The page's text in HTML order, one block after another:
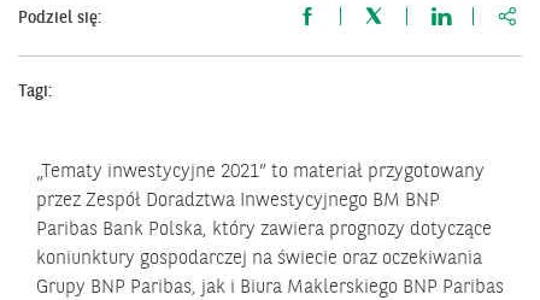
Tagi:
Podziel się:
„Tematy inwestycyjne 2021” to materiał przygotowany
przez Zespół Doradztwa Inwestycyjnego BM BNP
Paribas Bank Polska, który zawiera prognozy dotyczące
koniunktury gospodarczej na świecie oraz oczekiwania
Grupy BNP Paribas, jak i Biura Maklerskiego BNP Paribas